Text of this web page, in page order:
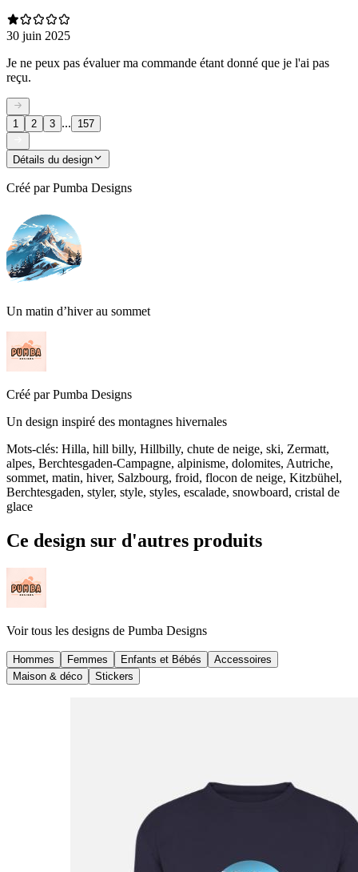
30 juin 2025
Je ne peux pas évaluer ma commande étant donné que je l'ai pas
reçu.
1 2 3 ... 157
Détails du design
Créé par Pumba Designs
Un matin d’hiver au sommet
Créé par Pumba Designs
Un design inspiré des montagnes hivernales
Mots-clés: Hilla, hill billy, Hillbilly, chute de neige, ski, Zermatt,
alpes, Berchtesgaden-Campagne, alpinisme, dolomites, Autriche,
sommet, matin, hiver, Salzbourg, froid, flocon de neige, Kitzbühel,
Berchtesgaden, styler, style, styles, escalade, snowboard, cristal de
glace
Ce design sur d'autres produits
Voir tous les designs de Pumba Designs
Hommes Femmes Enfants et Bébés
Accessoires
Maison & déco
Stickers